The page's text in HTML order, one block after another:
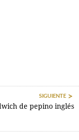
SIGUIENTE
de pepino inglés